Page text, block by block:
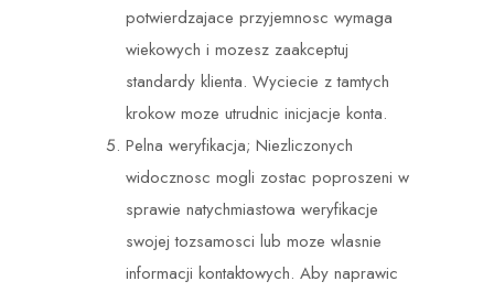
potwierdzajace przyjemnosc wymaga
wiekowych i mozesz zaakceptuj
standardy klienta. Wyciecie z tamtych
krokow moze utrudnic inicjacje konta.
Pelna weryfikacja; Niezliczonych
widocznosc mogli zostac poproszeni w
sprawie natychmiastowa weryfikacje
swojej tozsamosci lub moze wlasnie
informacji kontaktowych. Aby naprawic